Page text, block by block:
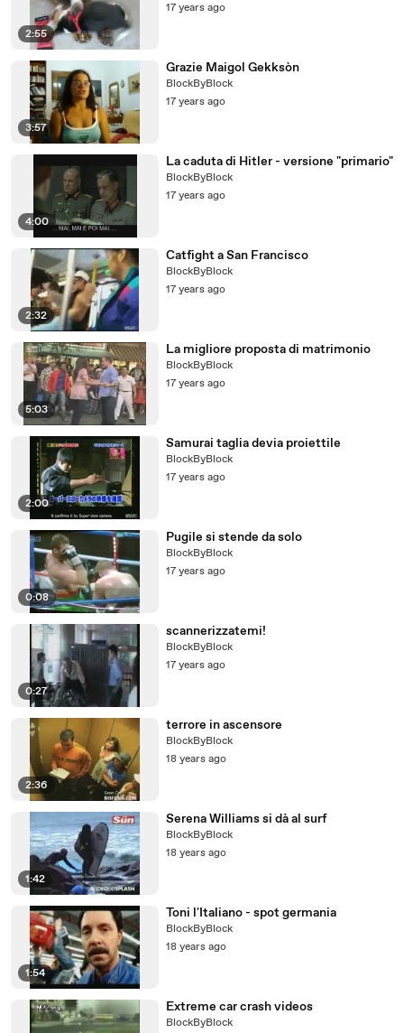
2:55
17 years ago
3:57
Grazie Maigol Gekksòn
BlockByBlock
17 years ago
4:00
La caduta di Hitler - versione "primario"
BlockByBlock
17 years ago
2:32
Catfight a San Francisco
BlockByBlock
17 years ago
5:03
La migliore proposta di matrimonio
BlockByBlock
17 years ago
2:00
Samurai taglia devia proiettile
BlockByBlock
17 years ago
0:08
Pugile si stende da solo
BlockByBlock
17 years ago
0:27
scannerizzatemi!
BlockByBlock
17 years ago
2:36
terrore in ascensore
BlockByBlock
18 years ago
1:42
Serena Williams si dà al surf
BlockByBlock
18 years ago
1:54
Toni l'Italiano - spot germania
BlockByBlock
18 years ago
Extreme car crash videos
BlockByBlock